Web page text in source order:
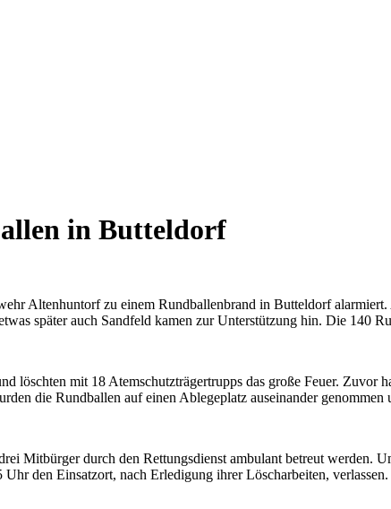
in Butteldorf
Altenhuntorf zu einem Rundballenbrand in Butteldorf
später auch Sandfeld kamen zur Unterstützung hin. Die 140
löschten mit 18 Atemschutzträgertrupps das große Feuer. Zuvor
die Rundballen auf einen Ablegeplatz auseinander
Mitbürger durch den Rettungsdienst ambulant betreut
den Einsatzort, nach Erledigung ihrer Löscharbeiten,